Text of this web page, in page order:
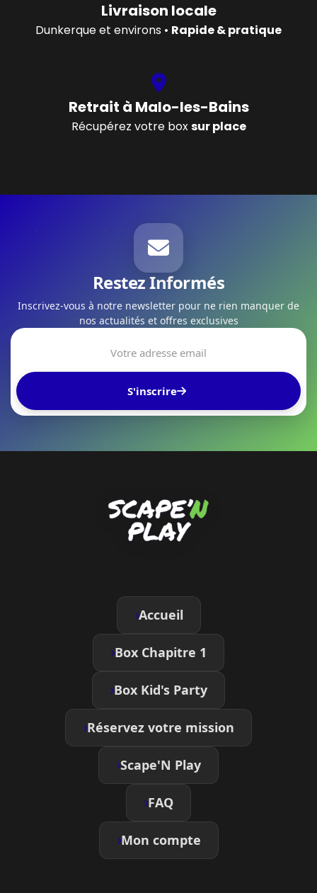
Livraison locale
Dunkerque et environs • Rapide & pratique
Retrait à Malo-les-Bains
Récupérez votre boxsur place
Restez Informés
Inscrivez-vous à notre newsletter pour ne rien manquer de
nos actualités et offres exclusives
S'inscrire
Accueil
Box Chapitre 1
Box Kid's Party
Réservez votre mission
Scape'N Play
FAQ
Mon compte